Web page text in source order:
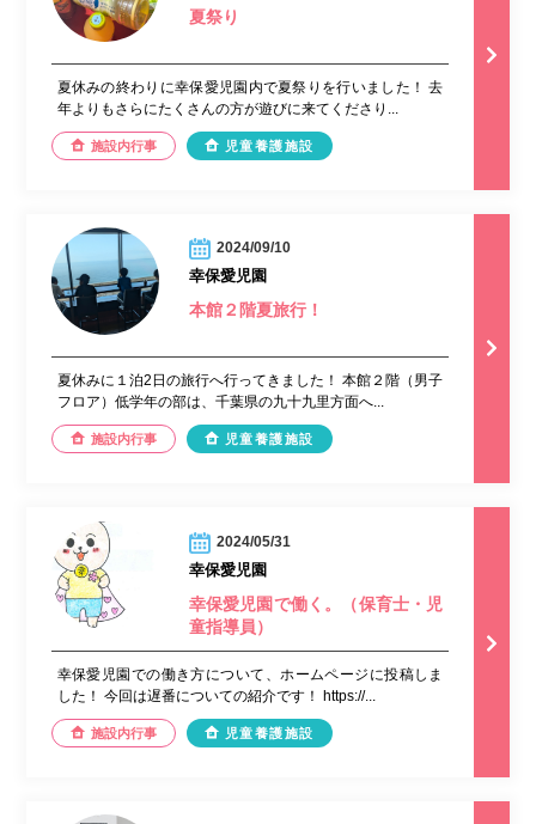
夏祭り
夏休みの終わりに幸保愛児園内で夏祭りを行いました！ 去
年よりもさらにたくさんの方が遊びに来てくださり...
施設内行事 児童養護施設
2024/09/10
幸保愛児園
本館２階夏旅行！
夏休みに１泊2日の旅行へ行ってきました！ 本館２階（男子
フロア）低学年の部は、千葉県の九十九里方面へ...
施設内行事 児童養護施設
2024/05/31
幸保愛児園
幸保愛児園で働く。（保育士・児
童指導員）
幸保愛児園での働き方について、ホームページに投稿しま
した！ 今回は遅番についての紹介です！ https://...
施設内行事 児童養護施設